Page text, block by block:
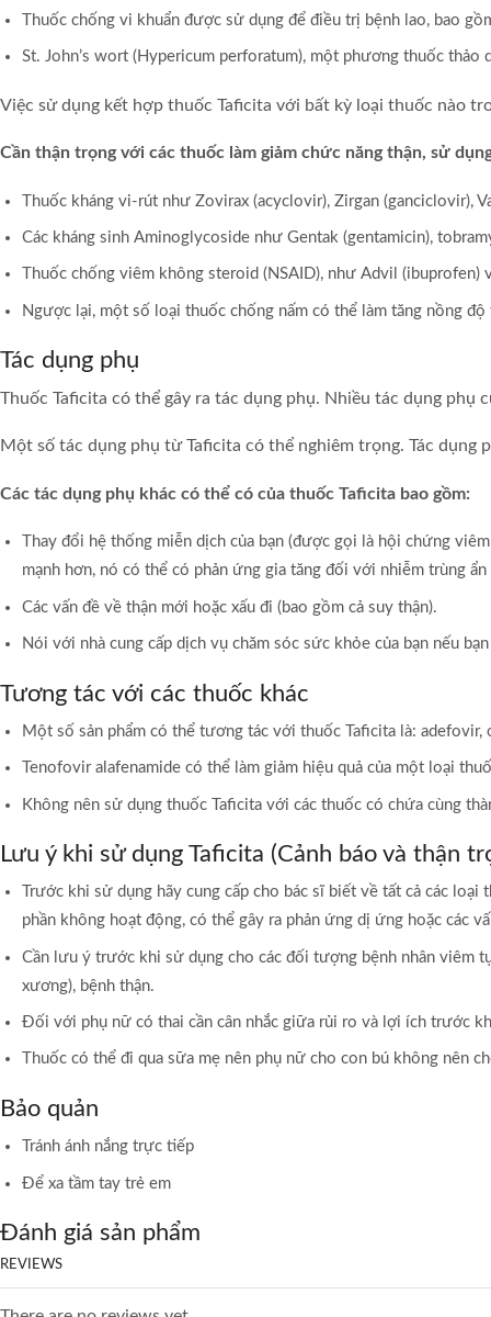
Thuốc chống vi khuẩn được sử dụng để điều trị bệnh lao, bao
St. John’s wort (Hypericum perforatum), một phương thuốc thảo
Việc sử dụng kết hợp thuốc Taficita với bất kỳ loại thuốc nào
Cần thận trọng với các thuốc làm giảm chức năng thận, sử
Thuốc kháng vi-rút như Zovirax (acyclovir), Zirgan (ganciclovir),
Các kháng sinh Aminoglycoside như Gentak (gentamicin),
Thuốc chống viêm không steroid (NSAID), như Advil
Ngược lại, một số loại thuốc chống nấm có thể làm tăng nồng
Tác dụng phụ
Thuốc Taficita có thể gây ra tác dụng phụ. Nhiều tác dụng
Một số tác dụng phụ từ Taficita có thể nghiêm trọng. Tác
Các tác dụng phụ khác có thể có của thuốc Taficita bao gồm:
Thay đổi hệ thống miễn dịch của bạn (được gọi là hội chứng
mạnh hơn, nó có thể có phản ứng gia tăng đối với nhiễm trùng
Các vấn đề về thận mới hoặc xấu đi (bao gồm cả suy thận).
Nói với nhà cung cấp dịch vụ chăm sóc sức khỏe của bạn nếu
Tương tác với các thuốc khác
Một số sản phẩm có thể tương tác với thuốc Taficita là:
Tenofovir alafenamide có thể làm giảm hiệu quả của một loại
Không nên sử dụng thuốc Taficita với các thuốc có chứa cùng
Lưu ý khi sử dụng Taficita (Cảnh báo và thận
Trước khi sử dụng hãy cung cấp cho bác sĩ biết về tất cả các
phần không hoạt động, có thể gây ra phản ứng dị ứng hoặc các
Cần lưu ý trước khi sử dụng cho các đối tượng bệnh nhân viêm
xương), bệnh thận.
Đối với phụ nữ có thai cần cân nhắc giữa rủi ro và lợi ích trước
Thuốc có thể đi qua sữa mẹ nên phụ nữ cho con bú không nên
Bảo quản
Tránh ánh nắng trực tiếp
Để xa tầm tay trẻ em
Đánh giá sản phẩm
REVIEWS